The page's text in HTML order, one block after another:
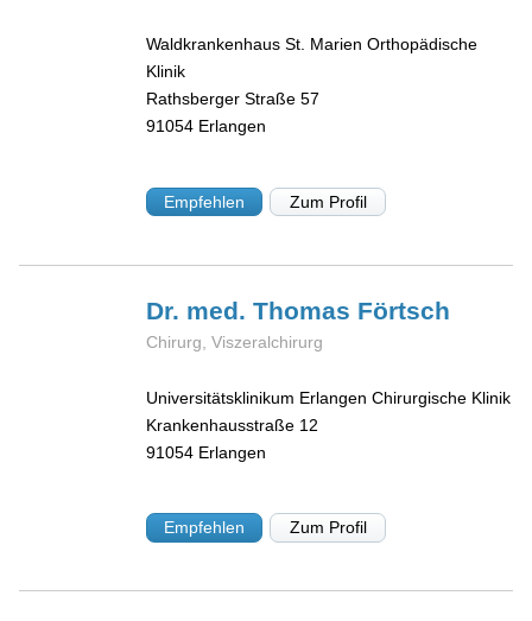
Waldkrankenhaus St. Marien Orthopädische
Klinik
Rathsberger Straße 57
91054 Erlangen
Empfehlen Zum Profil
Dr. med. Thomas Förtsch
Chirurg, Viszeralchirurg
Universitätsklinikum Erlangen Chirurgische Klinik
Krankenhausstraße 12
91054 Erlangen
Empfehlen Zum Profil